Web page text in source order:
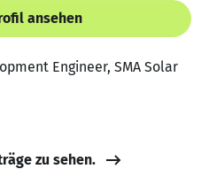
ansehen
Engineer, SMA Solar
zu sehen.